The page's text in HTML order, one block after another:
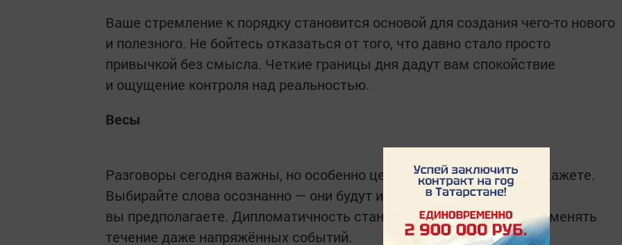
Ваше стремление к порядку становится основой для создания чего-то нового
и полезного. Не бойтесь отказаться от того, что давно стало просто
привычкой без смысла. Четкие границы дня дадут вам спокойствие
и ощущение контроля над реальностью.
Весы
Разговоры сегодня важны, но особенно ценно то, что вы в них не скажете.
Выбирайте слова осознанно — они будут иметь вес больше, чем
вы предполагаете. Дипломатичность становится силой, способной менять
течение даже напряжённых событий.